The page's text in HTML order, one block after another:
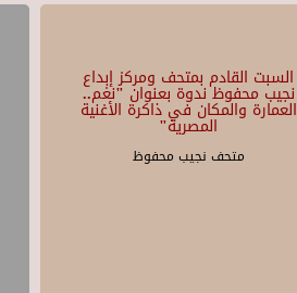
السبت القادم بمتحف ومركز إبداع
نجيب محفوظ ندوة بعنوان "نغم..
العمارة والمكان في ذاكرة الأغنية
المصرية"
متحف نجيب محفوظ